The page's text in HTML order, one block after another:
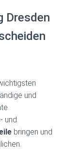
L
T
Dresden
und
und
bringen und